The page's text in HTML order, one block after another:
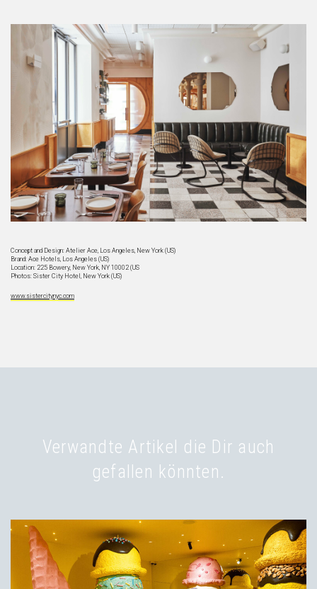
Concept and Design: Atelier Ace, Los Angeles, New York (US)
Brand: Ace Hotels, Los Angeles (US)
Location: 225 Bowery, New York, NY 10002 (US
Photos: Sister City Hotel, New York (US)
www.sistercitynyc.com
Verwandte Artikel die Dir auch
gefallen könnten.